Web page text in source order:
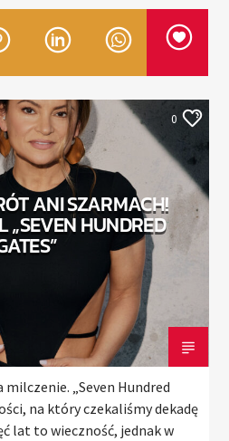
MUZY
0
ANI SZARMACH!
„SEVEN HUNDRED
„Seven Hundred
na który czekaliśmy dekadę
lat to wieczność, jednak w